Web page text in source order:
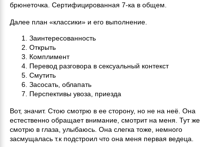
брюнеточка. Сертифицированная 7-ка в общем.
Далее план «классики» и его выполнение.
Заинтересованность
Открыть
Комплимент
Перевод разговора в сексуальный контекст
Смутить
Засосать, облапать
Перспективы увоза, приезда
Вот, значит. Стою смотрю в ее сторону, но не на неё. Она
естественно обращает внимание, смотрит на меня. Тут же
смотрю в глаза, улыбаюсь. Она слегка тоже, немного
засмущалась т.к подстроил что она меня первая ведеца.